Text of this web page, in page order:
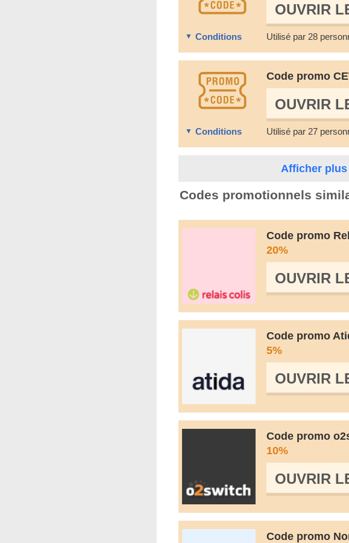
OUVRIR
Conditions Utilisé par 28
Code promo
OUVRIR
Conditions Utilisé par 27
Afficher
Codes promotionnels
Code promo
20%
OUVRIR
Code promo
5%
OUVRIR
Code promo
10%
OUVRIR
Code promo